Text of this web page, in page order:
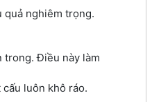
quả nghiêm trọng.
trong. Điều này làm
luôn khô ráo.